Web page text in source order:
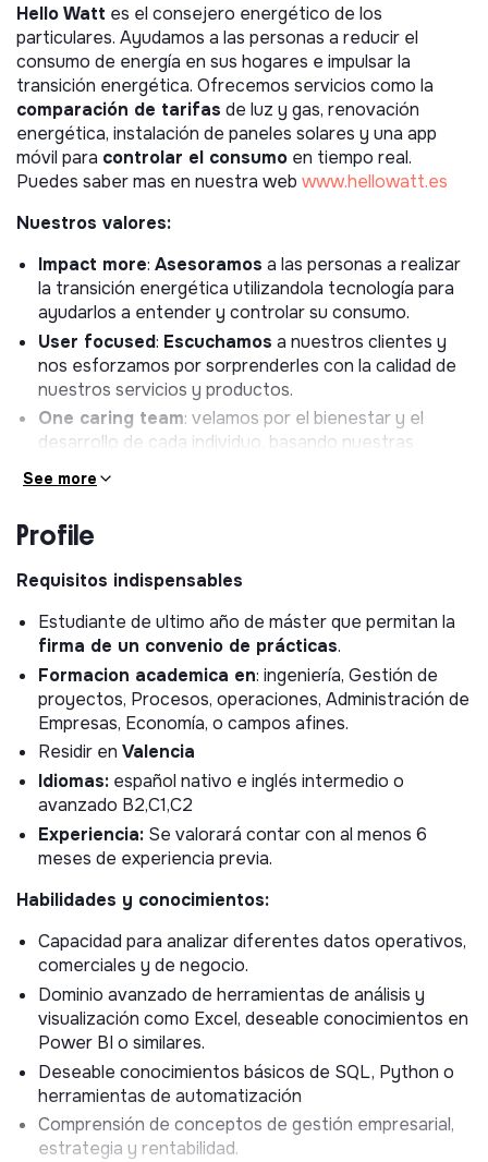
Hello Watt es el consejero energético de los
particulares. Ayudamos a las personas a reducir el
consumo de energía en sus hogares e impulsar la
transición energética. Ofrecemos servicios como la
comparación de tarifas de luz y gas, renovación
energética, instalación de paneles solares y una app
móvil para controlar el consumo en tiempo real.
Puedes saber mas en nuestra web www.hellowatt.es
Nuestros valores:
Impact more: Asesoramos a las personas a realizar
la transición energética utilizandola tecnología para
ayudarlos a entender y controlar su consumo.
User focused: Escuchamos a nuestros clientes y
nos esforzamos por sorprenderles con la calidad de
nuestros servicios y productos.
One caring team: velamos por el bienestar y el
desarrollo de cada individuo, basando nuestras
participarás en proyectos reales dentro de un entorno
apoyando la optimización de procesos, las operaciones
proyectos, contribuyendo directamente al crecimiento
y eficiencia de Hello Watt.
Responsabilidades principales
Apoyar la optimización y documentación de
procesos internos.
Analizar datos operativos y financieros para
identificar oportunidades de mejora.
Colaborar en la planificación, coordinación y
ejecución de proyectos estratégicos para la mejora
operativa y eficiencia.
Realizar análisis de datos para la toma de decisiones
estratégicas.
Colaborar en el desarrollo, seguimiento y análisis
indicadores (KPIs).
Identificar oportunidades de mejora en flujos de
trabajo y métricas operativas.
Contribuir a la gestión de las relaciones con socios
estratégicos
See more
Profile
Requisitos indispensables
Estudiante de ultimo año de máster que permitan la
firma de un convenio de prácticas.
Formacion academica en: ingeniería, Gestión de
proyectos, Procesos, operaciones, Administración de
Empresas, Economía, o campos afines.
Residir en Valencia
Idiomas: español nativo e inglés intermedio o
avanzado B2,C1,C2
Experiencia: Se valorará contar con al menos 6
meses de experiencia previa.
Habilidades y conocimientos:
Capacidad para analizar diferentes datos operativos,
comerciales y de negocio.
Dominio avanzado de herramientas de análisis y
visualización como Excel, deseable conocimientos en
Power BI o similares.
Deseable conocimientos básicos de SQL, Python o
herramientas de automatización
Comprensión de conceptos de gestión empresarial,
estrategia y rentabilidad.